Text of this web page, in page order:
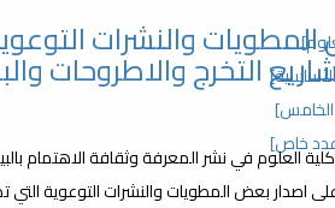
خاص]
والنشرات
التخرج والاطروحات
العلوم في نشر المعرفة وثقافة الاهتمام
اصدار بعض المطويات والنشرات التوعوية